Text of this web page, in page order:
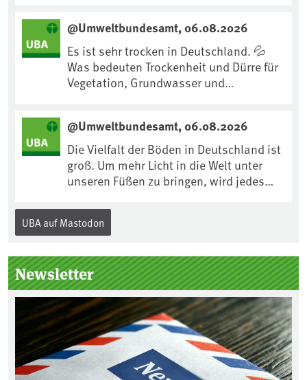
https://www.ardsounds.de/episode/urn
:ard:episode:0e7cf1c4b819c26d/
@Umweltbundesamt, 06.08.2026
Es ist sehr trocken in Deutschland. 💦
Was bedeuten Trockenheit und Dürre für
Vegetation, Grundwasser und
anpassen?🤔Antworten auf diese und
weitere Fragen auf unserer Webseite:
www.uba.de/trockenheit #Trockenheit
#Klimawandel
@Umweltbundesamt, 06.08.2026
Die Vielfalt der Böden in Deutschland ist
groß. Um mehr Licht in die Welt unter
unseren Füßen zu bringen, wird jedes
Internationalen Tag des Bodens, der
„Boden des Jahres“ vorgestellt. Das UBA
Kuratorium, wie wird der Boden des
Jahres ausgewählt und was passiert
eigentlich während eines solchen
Bodenjahres? Infos dazu gibt es im
aktuellen Podcast „Soilcast“. Jetzt
reinhören:
https://soilcast.de/interview/sc202-
interview-die-kuer-der-krume/
UBA auf Mastodon
Newsletter